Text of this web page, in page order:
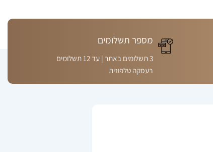
מספר תשלומים
3 תשלומים באתר | עד 12 תשלומים
בעסקה טלפונית